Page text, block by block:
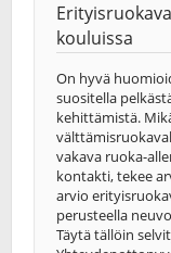
kouluissa
On hyvä
suositella
kehittämistä.
vakava ruoka-
kontakti, tekee
arvio
perusteella
Täytä tällöin